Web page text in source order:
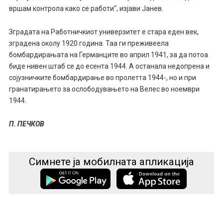
вршам контрола како се работи“, изјави Јанев.
Зградата на Работничкиот универзитет е стара еден век,
зградена околу 1920 година. Таа ги преживеела
бомбардирањата на Германците во април 1941, за да потоа
биде нивен штаб се до есента 1944. А останала недопрена и
сојузничките бомбардирање во пролетта 1944-, но и при
гранатирањето за ослободувањето на Велес во ноември
1944.
П. ПЕЧКОВ
Симнете ја мобилната апликација